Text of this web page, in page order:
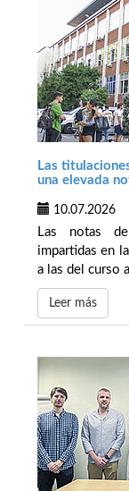
Las
una elevada
10.07.2026
Las notas
impartidas en
a las del curso
Leer más